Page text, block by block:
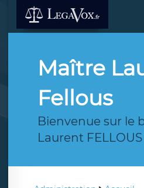
Maître
Fellous
Bienvenue sur le
Laurent FELLOUS